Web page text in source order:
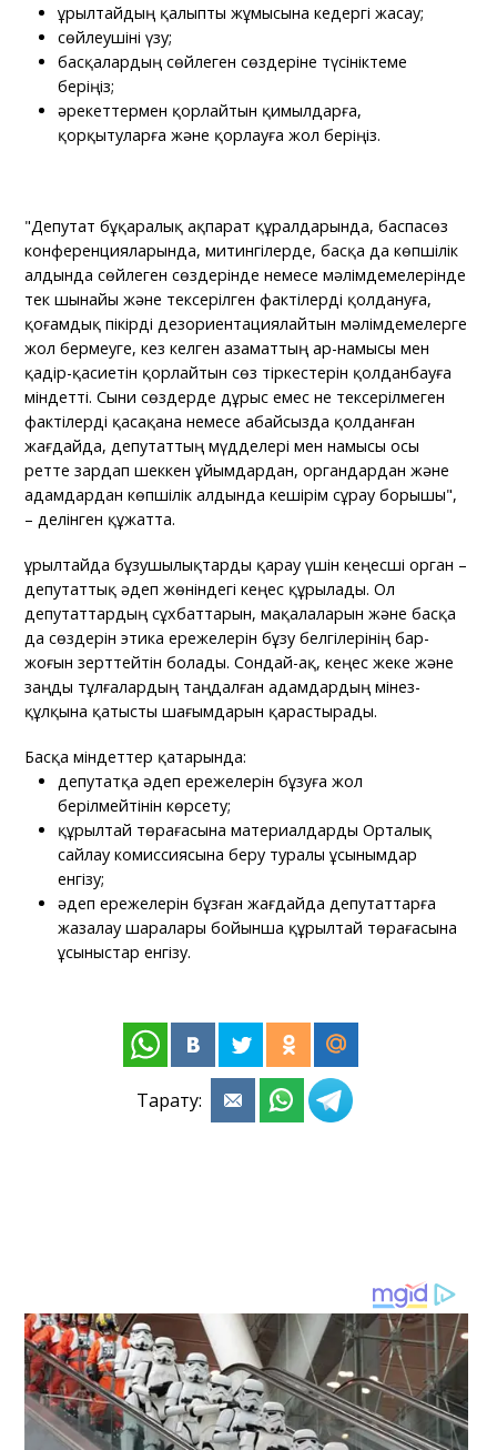
Құрылтайдың қалыпты жұмысына кедергі жасау;
сөйлеушіні үзу;
басқалардың сөйлеген сөздеріне түсініктеме
беріңіз;
әрекеттермен қорлайтын қимылдарға,
қорқытуларға және қорлауға жол беріңіз.
"Депутат бұқаралық ақпарат құралдарында, баспасөз
конференцияларында, митингілерде, басқа да көпшілік
алдында сөйлеген сөздерінде немесе мәлімдемелерінде
тек шынайы және тексерілген фактілерді қолдануға,
қоғамдық пікірді дезориентациялайтын мәлімдемелерге
жол бермеуге, кез келген азаматтың ар-намысы мен
қадір-қасиетін қорлайтын сөз тіркестерін қолданбауға
міндетті. Сыни сөздерде дұрыс емес не тексерілмеген
фактілерді қасақана немесе абайсызда қолданған
жағдайда, депутаттың мүдделері мен намысы осы
ретте зардап шеккен ұйымдардан, органдардан және
адамдардан көпшілік алдында кешірім сұрау борышы",
– делінген құжатта.
Құрылтайда бұзушылықтарды қарау үшін кеңесші орган –
депутаттық әдеп жөніндегі кеңес құрылады. Ол
депутаттардың сұхбаттарын, мақалаларын және басқа
да сөздерін этика ережелерін бұзу белгілерінің бар-
жоғын зерттейтін болады. Сондай-ақ, кеңес жеке және
заңды тұлғалардың таңдалған адамдардың мінез-
құлқына қатысты шағымдарын қарастырады.
Басқа міндеттер қатарында:
депутатқа әдеп ережелерін бұзуға жол
берілмейтінін көрсету;
құрылтай төрағасына материалдарды Орталық
сайлау комиссиясына беру туралы ұсынымдар
енгізу;
әдеп ережелерін бұзған жағдайда депутаттарға
жазалау шаралары бойынша құрылтай төрағасына
ұсыныстар енгізу.
Тарату: